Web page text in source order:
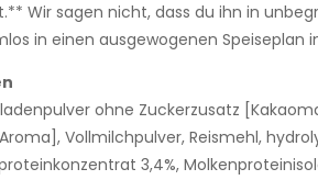
Wir sagen nicht, dass du ihn in
in einen ausgewogenen Speiseplan
ohne Zuckerzusatz
Vollmilchpulver, Reismehl,
3,4%,